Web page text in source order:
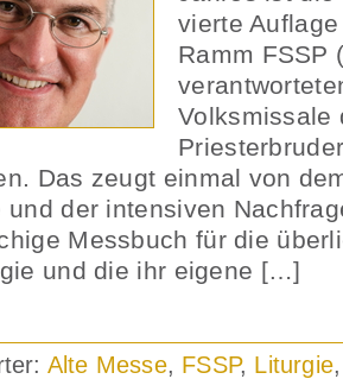
vierte
Ramm FSSP
Volksmissale
Das zeugt einmal von
und der intensiven
Messbuch für die
und die ihr eigene […]
Alte Messe, FSSP, Liturgie